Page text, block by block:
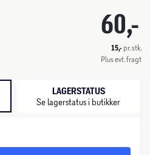
60,-
15,- pr. stk.
Plus evt. fragt
LAGERSTATUS
Se lagerstatus i butikker